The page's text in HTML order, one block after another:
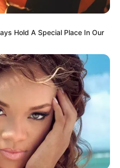
Hold A Special Place In Our